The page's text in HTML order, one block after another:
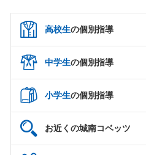
高校生の個別指導
中学生の個別指導
小学生の個別指導
お近くの城南コベッツ